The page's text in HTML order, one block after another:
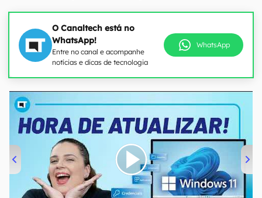
O Canaltech está no
WhatsApp!
Entre no canal e acompanhe
notícias e dicas de tecnologia
WhatsApp